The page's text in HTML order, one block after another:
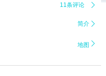
11条评论 
简介 
地图 